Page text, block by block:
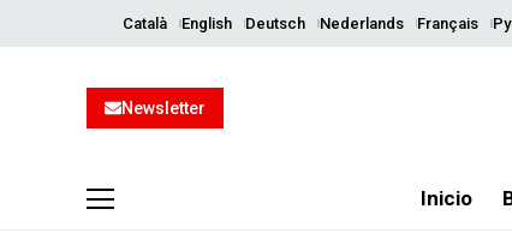
Català English Deutsch Nederlands Français
Newsletter
Inicio